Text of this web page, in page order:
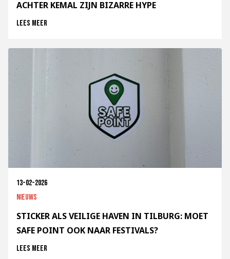
ACHTER KEMAL ZIJN BIZARRE HYPE
Lees meer
13-02-2026
Nieuws
STICKER ALS VEILIGE HAVEN IN TILBURG: MOET
SAFE POINT OOK NAAR FESTIVALS?
Lees meer